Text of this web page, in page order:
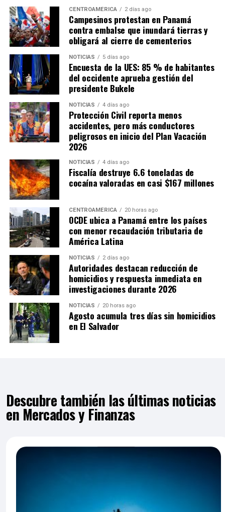
CENTROAMÉRICA 2 días ago
Campesinos protestan en Panamá
contra embalse que inundará tierras y
obligará al cierre de cementerios
NOTICIAS 5 días ago
Encuesta de la UES: 85 % de habitantes
del occidente aprueba gestión del
presidente Bukele
NOTICIAS 4 días ago
Protección Civil reporta menos
accidentes, pero más conductores
peligrosos en inicio del Plan Vacación
2026
NOTICIAS 4 días ago
Fiscalía destruye 6.6 toneladas de
cocaína valoradas en casi $167 millones
CENTROAMÉRICA 20 horas ago
OCDE ubica a Panamá entre los países
con menor recaudación tributaria de
América Latina
NOTICIAS 2 días ago
Autoridades destacan reducción de
homicidios y respuesta inmediata en
investigaciones durante 2026
NOTICIAS 20 horas ago
Agosto acumula tres días sin homicidios
en El Salvador
Descubre también las últimas noticias
en Mercados y Finanzas